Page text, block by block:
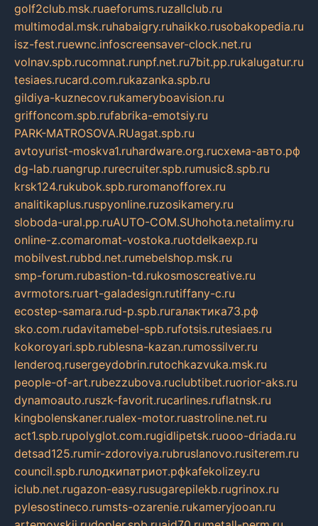
golf2club.msk.ruaeforums.ruzallclub.ru
multimodal.msk.ruhabaigry.ruhaikko.rusobakopedia.ru
isz-fest.ruewnc.infoscreensaver-clock.net.ru
volnav.spb.rucomnat.runpf.net.ru7bit.pp.rukalugatur.ru
tesiaes.rucard.com.rukazanka.spb.ru
gildiya-kuznecov.rukameryboavision.ru
griffoncom.spb.rufabrika-emotsiy.ru
PARK-MATROSOVA.RUagat.spb.ru
avtoyurist-moskva1.ruhardware.org.ruсхема-авто.рф
dg-lab.ruangrup.rurecruiter.spb.rumusic8.spb.ru
krsk124.rukubok.spb.ruromanofforex.ru
analitikaplus.ruspyonline.ruzosikamery.ru
sloboda-ural.pp.ruAUTO-COM.SUhohota.netalimy.ru
online-z.comaromat-vostoka.ruotdelkaexp.ru
mobilvest.rubbd.net.rumebelshop.msk.ru
smp-forum.rubastion-td.rukosmoscreative.ru
avrmotors.ruart-galadesign.rutiffany-c.ru
ecostep-samara.rud-p.spb.ruгалактика73.рф
sko.com.rudavitamebel-spb.rufotsis.rutesiaes.ru
kokoroyari.spb.rublesna-kazan.rumossilver.ru
lenderoq.rusergeydobrin.rutochkazvuka.msk.ru
people-of-art.rubezzubova.ruclubtibet.ruorior-aks.ru
dynamoauto.ruszk-favorit.rucarlines.ruflatnsk.ru
kingbolenskaner.rualex-motor.ruastroline.net.ru
act1.spb.rupolyglot.com.rugidlipetsk.ruooo-driada.ru
detsad125.rumir-zdoroviya.rubruslanovo.rusiterem.ru
council.spb.ruлодкипатриот.рфkafekolizey.ru
iclub.net.rugazon-easy.rusugarepilekb.rugrinox.ru
pylesostineco.rumsts-ozarenie.rukameryjooan.ru